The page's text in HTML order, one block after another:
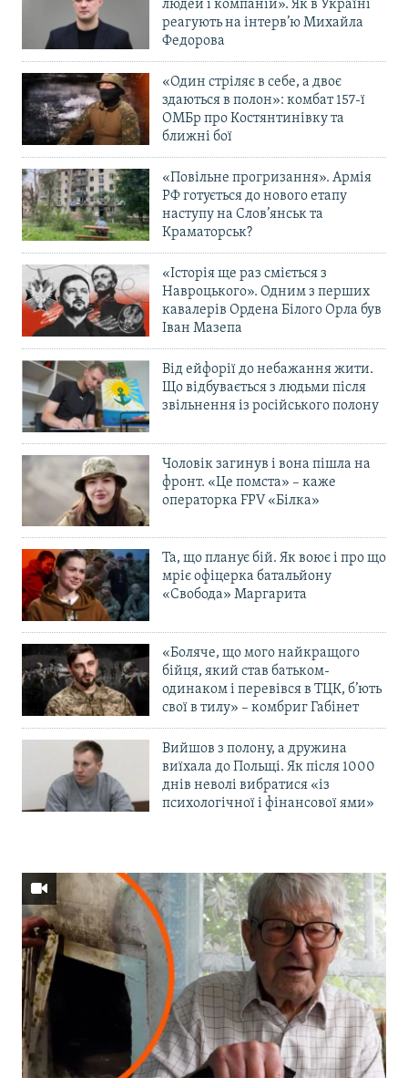
людей і компаній». Як в Україні
реагують на інтерв’ю Михайла
Федорова
«Один стріляє в себе, а двоє
здаються в полон»: комбат 157-ї
ОМБр про Костянтинівку та
ближні бої
«Повільне прогризання». Армія
РФ готується до нового етапу
наступу на Слов’янськ та
Краматорськ?
«Історія ще раз сміється з
Навроцького». Одним з перших
кавалерів Ордена Білого Орла був
Іван Мазепа
Від ейфорії до небажання жити.
Що відбувається з людьми після
звільнення із російського полону
Чоловік загинув і вона пішла на
фронт. «Це помста» – каже
операторка FPV «Білка»
Та, що планує бій. Як воює і про що
мріє офіцерка батальйону
«Свобода» Маргарита
«Боляче, що мого найкращого
бійця, який став батьком-
одинаком і перевівся в ТЦК, б’ють
свої в тилу» – комбриг Габінет
Вийшов з полону, а дружина
виїхала до Польщі. Як після 1000
днів неволі вибратися «із
психологічної і фінансової ями»